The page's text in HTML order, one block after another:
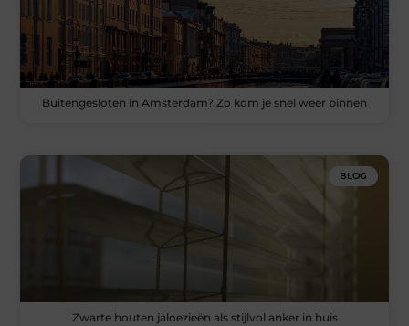
Buitengesloten in Amsterdam? Zo kom je snel weer binnen
BLOG
Zwarte houten jaloezieën als stijlvol anker in huis